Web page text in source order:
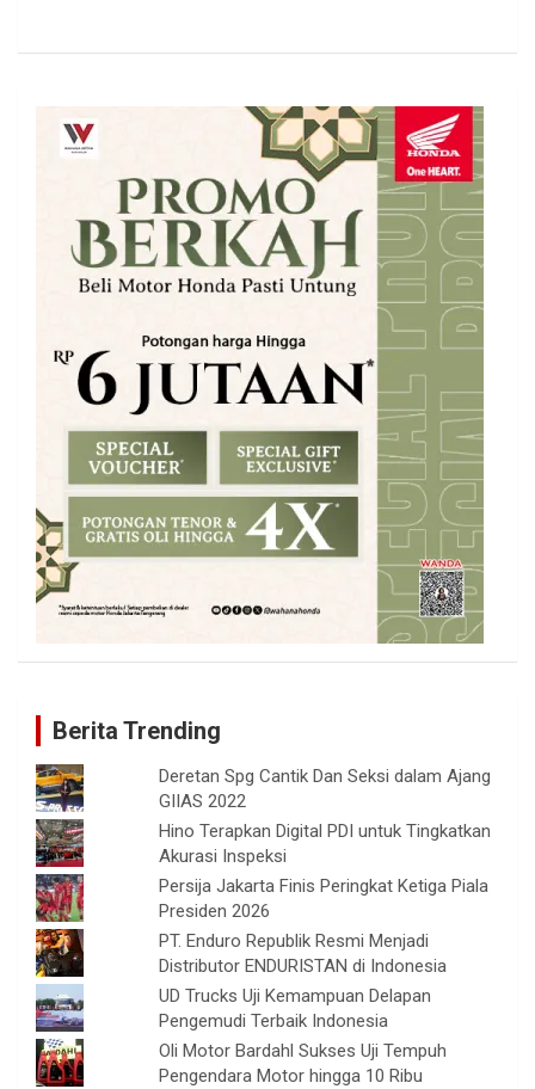
Berita Trending
Deretan Spg Cantik Dan Seksi dalam Ajang
GIIAS 2022
Hino Terapkan Digital PDI untuk Tingkatkan
Akurasi Inspeksi
Persija Jakarta Finis Peringkat Ketiga Piala
Presiden 2026
PT. Enduro Republik Resmi Menjadi
Distributor ENDURISTAN di Indonesia
UD Trucks Uji Kemampuan Delapan
Pengemudi Terbaik Indonesia
Oli Motor Bardahl Sukses Uji Tempuh
Pengendara Motor hingga 10 Ribu